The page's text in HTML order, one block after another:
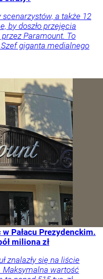
a także 12
by doszło przejęcia
Paramount. To
giganta medialnego
Pałacu Prezydenckim.
miliona zł
znalazły się na liście
Maksymalna wartość